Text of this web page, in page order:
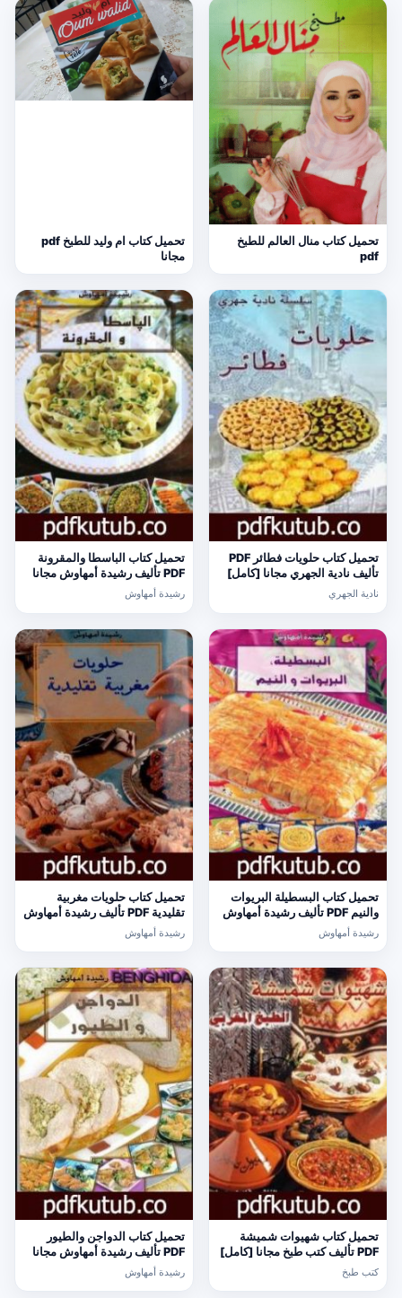
تحميل كتاب منال العالم للطبخ
pdf
تحميل كتاب ام وليد للطبخ pdf
مجانا
تحميل كتاب حلويات فطائر PDF
تأليف نادية الجهري مجانا [كامل]
نادية الجهري
تحميل كتاب الباسطا والمقرونة
PDF تأليف رشيدة أمهاوش مجانا
[كامل]
رشيدة أمهاوش
تحميل كتاب البسطيلة البريوات
والنيم PDF تأليف رشيدة أمهاوش
مجانا [كامل]
رشيدة أمهاوش
تحميل كتاب حلويات مغربية
تقليدية PDF تأليف رشيدة أمهاوش
مجانا [كامل]
رشيدة أمهاوش
تحميل كتاب شهيوات شميشة
PDF تأليف كتب طبخ مجانا [كامل]
كتب طبخ
تحميل كتاب الدواجن والطيور
PDF تأليف رشيدة أمهاوش مجانا
[كامل]
رشيدة أمهاوش